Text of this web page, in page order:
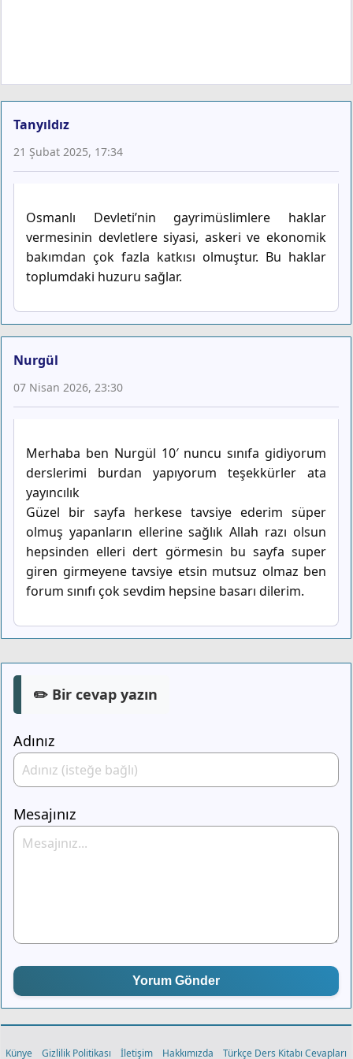
Tanyıldız
21 Şubat 2025, 17:34
Osmanlı Devleti’nin gayrimüslimlere haklar
vermesinin devletlere siyasi, askeri ve ekonomik
bakımdan çok fazla katkısı olmuştur. Bu haklar
toplumdaki huzuru sağlar.
Nurgül
07 Nisan 2026, 23:30
Merhaba ben Nurgül 10′ nuncu sınıfa gidiyorum
derslerimi burdan yapıyorum teşekkürler ata
yayıncılık
Güzel bir sayfa herkese tavsiye ederim süper
olmuş yapanların ellerine sağlık Allah razı olsun
hepsinden elleri dert görmesin bu sayfa super
giren girmeyene tavsiye etsin mutsuz olmaz ben
forum sınıfı çok sevdim hepsine basarı dilerim.
✏️ Bir cevap yazın
Adınız
Mesajınız
Yorum Gönder
Künye Gizlilik Politikası İletişim Hakkımızda Türkçe Ders Kitabı Cevapları